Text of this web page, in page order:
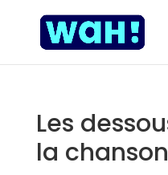
Les
la chanson